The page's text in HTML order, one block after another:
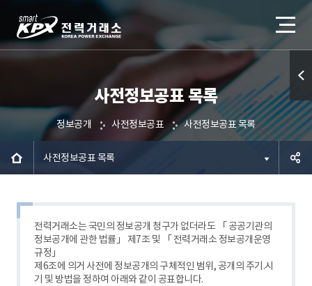
사전정보공표 목록
정보공개 사전정보공표 사전정보공표 목록
사전정보공표 목록
전력거래소는 국민의 정보공개 청구가 없더라도 「 공공기관의
정보공개에 관한 법률」 제7조 및 「 전력거래소 정보공개운영
규정」
제6조에 의거 사전에 정보공개의 구체적인 범위, 공개의 주기.시
기 및 방법을 정하여 아래와 같이 공표합니다.
퀵메
뉴 열
기